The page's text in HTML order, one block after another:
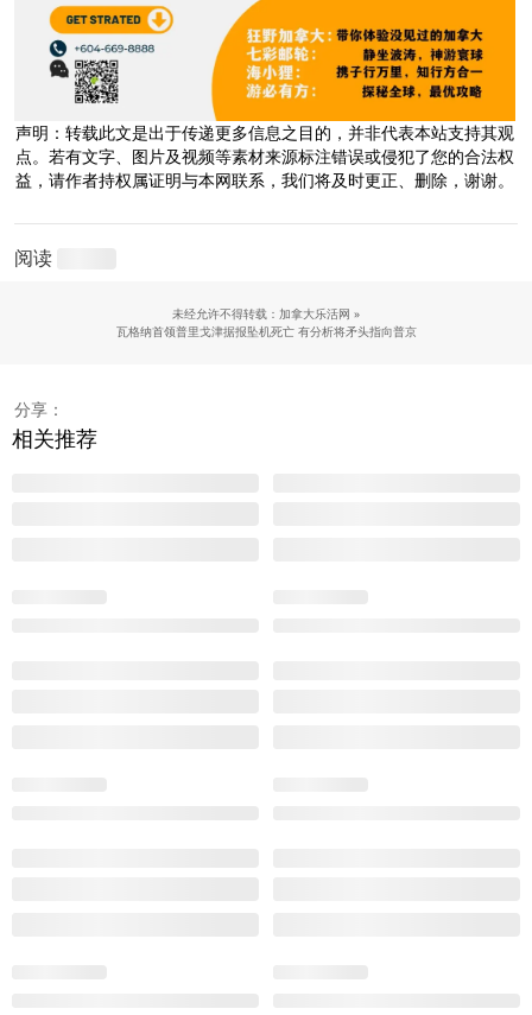
声明：转载此文是出于传递更多信息之目的，并非代表本站支持其观
点。若有文字、图片及视频等素材来源标注错误或侵犯了您的合法权
益，请作者持权属证明与本网联系，我们将及时更正、删除，谢谢。
阅读
未经允许不得转载：加拿大乐活网 »
瓦格纳首领普里戈津据报坠机死亡 有分析将矛头指向普京
分享：
相关推荐